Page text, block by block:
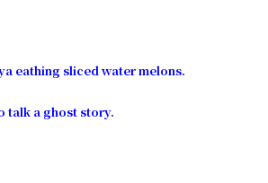
eathing sliced water melons.
talk a ghost story.